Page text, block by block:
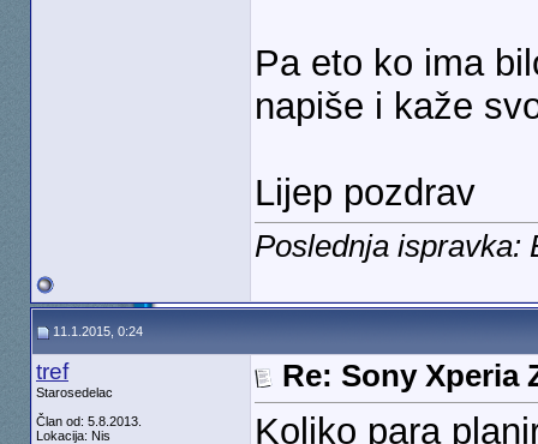
Pa eto ko ima
napiše i kaže
Lijep pozdrav
Poslednja ispravka:
11.1.2015, 0:24
tref
Starosedelac
Član od: 5.8.2013.
Lokacija: Nis
Re: Sony Xperia
Koliko para